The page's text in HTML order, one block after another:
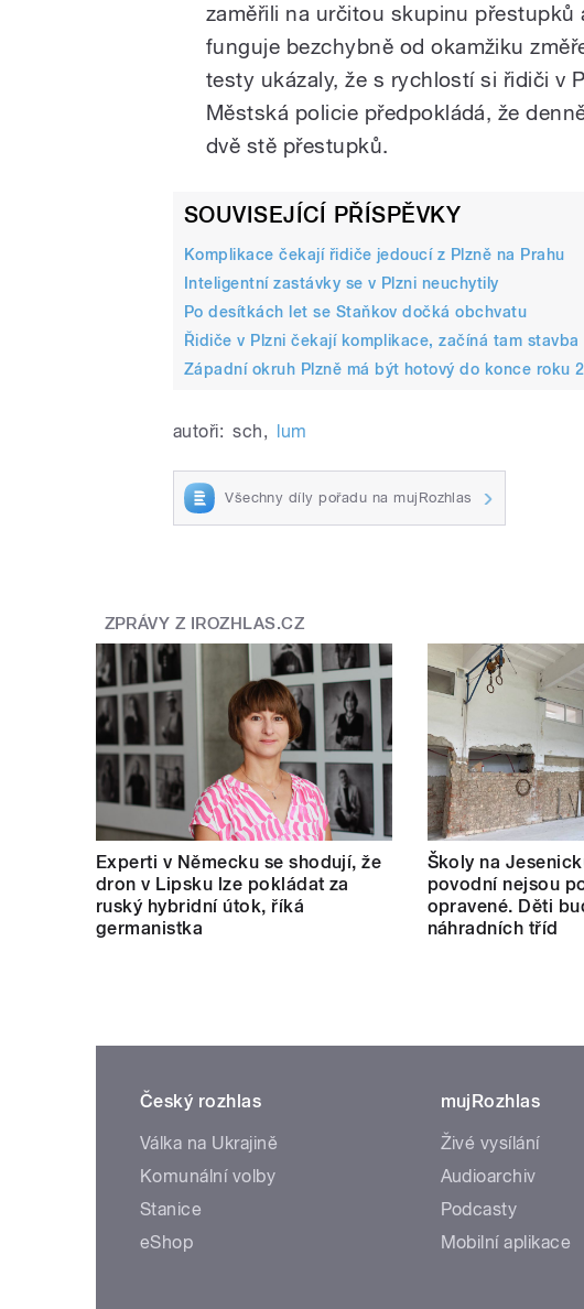
zaměřili na určitou skupinu přestupků
funguje bezchybně od okamžiku
testy ukázaly, že s rychlostí si řidiči v
Městská policie předpokládá, že
dvě stě přestupků.
SOUVISEJÍCÍ PŘÍSPĚVKY
Komplikace čekají řidiče jedoucí z Plzně na Prahu
Inteligentní zastávky se v Plzni neuchytily
Po desítkách let se Staňkov dočká obchvatu
Řidiče v Plzni čekají komplikace, začíná tam stavba
Západní okruh Plzně má být hotový do konce roku
autoři: sch, lum
Všechny díly pořadu na mujRozhlas
ZPRÁVY Z IROZHLAS.CZ
Experti v Německu se shodují, že
dron v Lipsku lze pokládat za
ruský hybridní útok, říká
germanistka
Školy na
povodní nejsou
opravené. Děti
náhradních tříd
Český rozhlas
Válka na Ukrajině
Komunální volby
Stanice
eShop
mujRozhlas
Živé vysílání
Audioarchiv
Podcasty
Mobilní aplikace